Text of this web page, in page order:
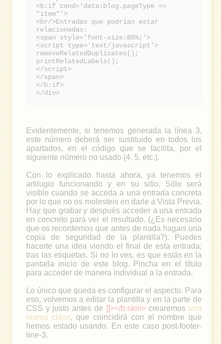
<b:if cond='data:blog.pageType ==
"item"'>
<br/>Entradas que podrían estar
relacionadas:
<span style='font-size:80%;'>
<script type='text/javascript'>
removeRelatedDuplicates();
printRelatedLabels();
</script>
</span>
</b:if>
</div>
Evidentemente, si tenemos generada la línea 3,
este número deberá ser sustituido en todos los
apartados, en el código que se facilita, por el
siguiente número no usado (4, 5, etc.).
Con lo explicado hasta ahora, ya tenemos el
artilugio funcionando y en su sitio. Sólo será
visible cuando se acceda a una entrada concreta
por lo que no os molesteis en darle a Vista Previa.
Hay que grabar y después acceder a una entrada
en concreto para ver el resultado. (¿Es necesario
que os recordemos que antes de nada hagais una
copia de seguridad de la plantilla?). Puedes
hacerte una idea viendo el final de esta entrada;
tras las etiquetas. Si no lo ves, es que estás en la
pantalla inicio de este blog. Pincha en el título
para acceder de manera individual a la entrada.
Lo único que queda es configurar el aspecto. Para
eso, volvemos a editar la plantilla y en la parte de
CSS y justo antes de ]]></b:skin>crearemos una
nueva clase, que coincidirá con el nombre que
hemos estado usando. En este caso post-footer-
line-3.